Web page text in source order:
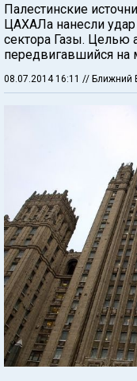
Палестинские
ЦАХАЛа нанесли
сектора Газы. Целью
передвигавшийся на
08.07.2014 16:11 // Ближний